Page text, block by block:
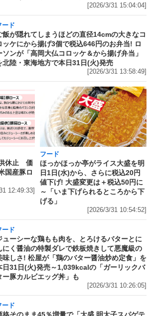
[2026/3/31 15:04:04]
ード
飯が隠れてしまうほどの直径14cmの大きなコ
ッケにから揚げ3個で税込646円のお弁当! ロ
ソンが「高岡大仏コロッケ＆から揚げ弁当」
北陸・東海地方で本日31日(火)発売
[2026/3/31 13:58:49]
供休止 価
国産豚ロ
12:49:33]
フード
ほっかほっか亭がライス大盛を明
日1日(水)から、さらに税込20円
値下げ! 大盛変更は＋税込50円に
～「いま下げられるところから下
げる」
[2026/3/31 10:54:52]
ード
ューシーな鶏もも肉を、とろけるバターとに
にく醤油の特製ダレで鉄板焼きして悪魔級の
味しさ! 松屋が「鶏のバター醤油炒め定食」を
日31日(火)発売～1,039kcalの「ガーリックバ
ー豚カルビエッグ丼」も
[2026/3/31 10:26:05]
ード